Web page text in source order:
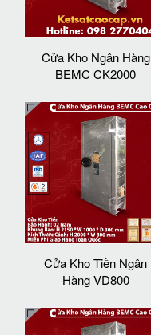
Cửa Kho Ngân Hàng
BEMC CK2000
Cửa Kho Tiền Ngân
Hàng VD800